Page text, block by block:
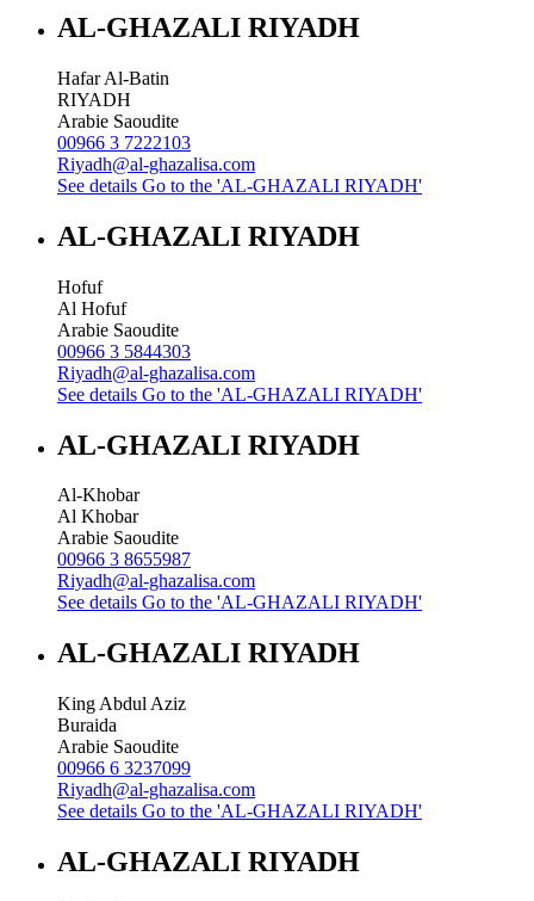
AL-GHAZALI RIYADH
Hafar Al-Batin
RIYADH
Arabie Saoudite
00966 3 7222103
Riyadh@al-ghazalisa.com
See details Go to the 'AL-GHAZALI RIYADH'
AL-GHAZALI RIYADH
Hofuf
Al Hofuf
Arabie Saoudite
00966 3 5844303
Riyadh@al-ghazalisa.com
See details Go to the 'AL-GHAZALI RIYADH'
AL-GHAZALI RIYADH
Al-Khobar
Al Khobar
Arabie Saoudite
00966 3 8655987
Riyadh@al-ghazalisa.com
See details Go to the 'AL-GHAZALI RIYADH'
AL-GHAZALI RIYADH
King Abdul Aziz
Buraida
Arabie Saoudite
00966 6 3237099
Riyadh@al-ghazalisa.com
See details Go to the 'AL-GHAZALI RIYADH'
AL-GHAZALI RIYADH